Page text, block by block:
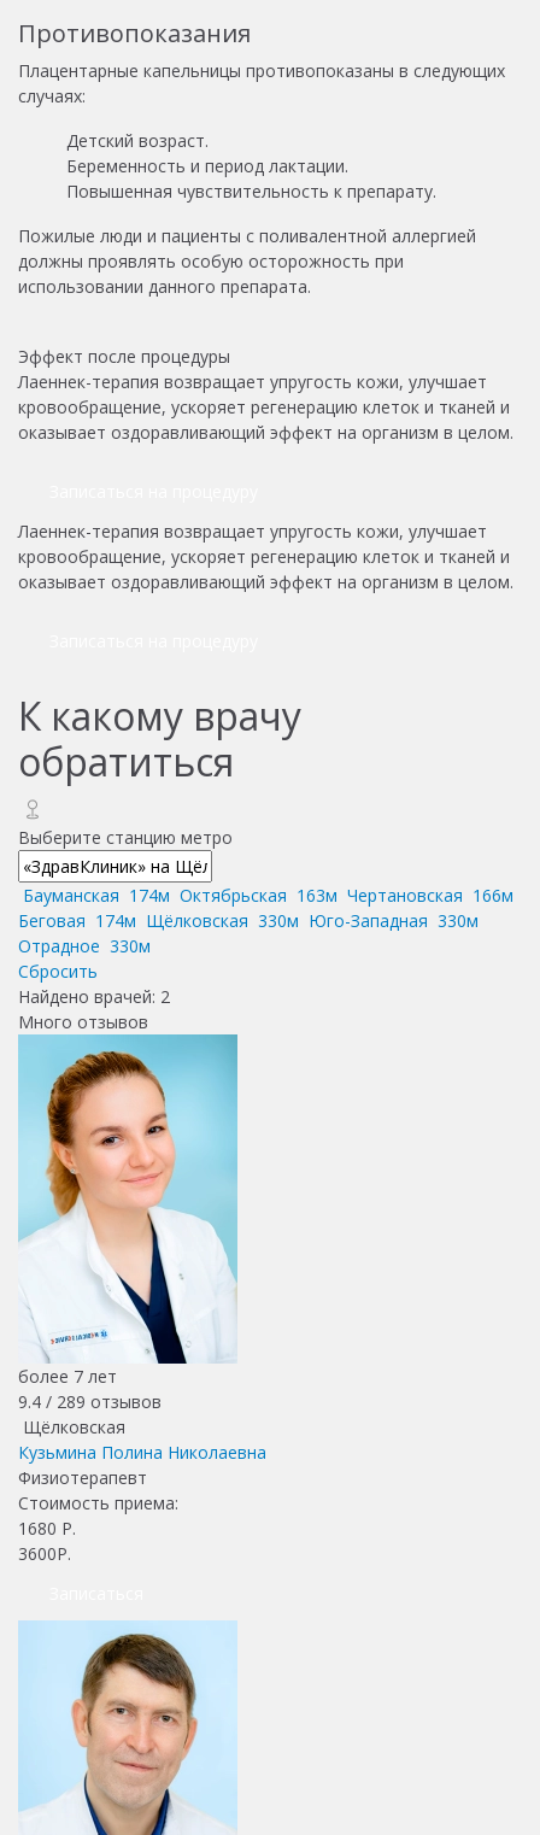
Противопоказания
Плацентарные капельницы противопоказаны в следующих
случаях:
Детский возраст.
Беременность и период лактации.
Повышенная чувствительность к препарату.
Пожилые люди и пациенты с поливалентной аллергией
должны проявлять особую осторожность при
использовании данного препарата.
Эффект после процедуры
Лаеннек-терапия возвращает упругость кожи, улучшает
кровообращение, ускоряет регенерацию клеток и тканей и
оказывает оздоравливающий эффект на организм в целом.
Лаеннек-терапия возвращает упругость кожи, улучшает
кровообращение, ускоряет регенерацию клеток и тканей и
оказывает оздоравливающий эффект на организм в целом.
К какому врачу
обратиться
Выберите станцию метро
Бауманская 174м Октябрьская 163м Чертановская 166м
Беговая 174м Щёлковская 330м Юго-Западная 330м
Отрадное 330м
Сбросить
Найдено врачей: 2
Много отзывов
более 7 лет
9.4 / 289 отзывов
Щёлковская
Кузьмина Полина Николаевна
Физиотерапевт
Стоимость приема:
1680 Р.
3600Р.